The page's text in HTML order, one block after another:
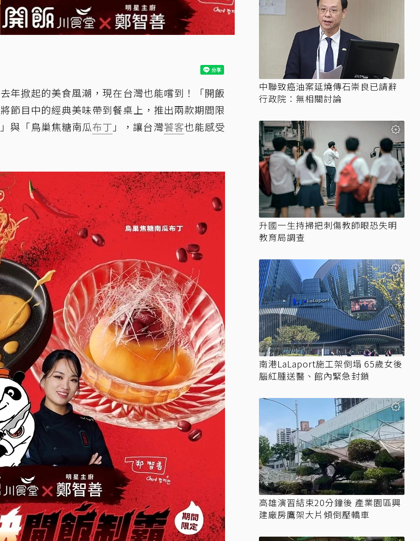
年掀起的美食風潮，現在台灣也能嚐到！「開飯
節目中的經典美味帶到餐桌上，推出兩款期間限
與「鳥巢焦糖南瓜布丁 」，讓台灣饕客也能感受
中聯致癌油案延燒傳石崇良已請辭
行政院：無相關討論
升國一生持掃把刺傷教師眼恐失明
教育局調查
南港LaLaport施工架倒塌 65歲女後
腦紅腫送醫、館內緊急封鎖
高雄演習結束20分鐘後 產業園區興
建廠房鷹架大片傾倒壓轎車